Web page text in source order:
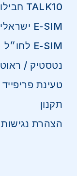
TALK10 חבילות סלולר שנתיות
E-SIM ישראלי
E-SIM לחו״ל
נטסטיק /
טעינת
תקנון
הצהרת נגישות